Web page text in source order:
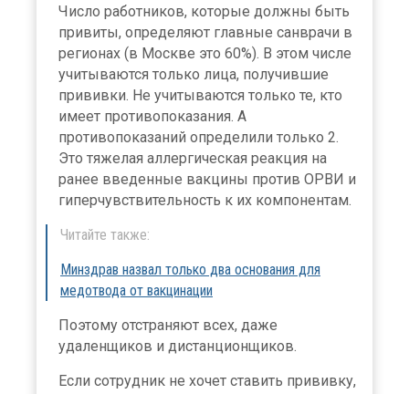
Число работников, которые должны быть
привиты, определяют главные санврачи в
регионах (в Москве это 60%). В этом числе
учитываются только лица, получившие
прививки. Не учитываются только те, кто
имеет противопоказания. А
противопоказаний определили только 2.
Это тяжелая аллергическая реакция на
ранее введенные вакцины против ОРВИ и
гиперчувствительность к их компонентам.
Читайте также:
Минздрав назвал только два основания для
медотвода от вакцинации
Поэтому отстраняют всех, даже
удаленщиков и дистанционщиков.
Если сотрудник не хочет ставить прививку,